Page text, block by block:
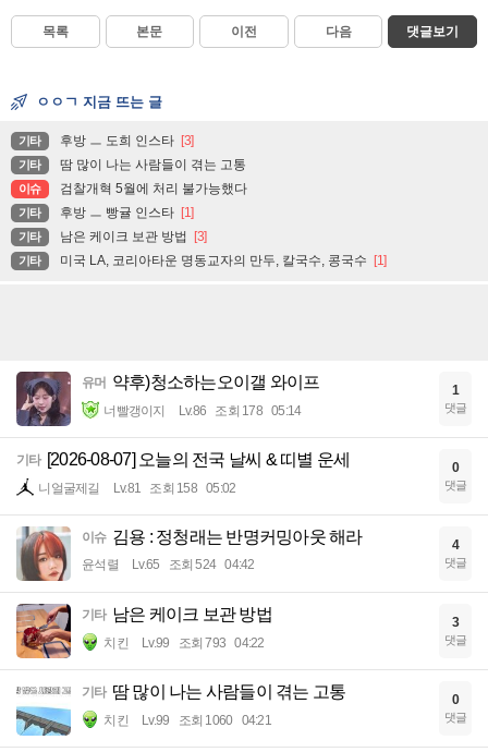
목록 본문 이전 다음 댓글보기
ㅇㅇㄱ 지금 뜨는 글
기타 후방 ㅡ 도희 인스타 [3]
기타 땀 많이 나는 사람들이 겪는 고통
이슈 검찰개혁 5월에 처리 불가능했다
기타 후방 ㅡ 빵귤 인스타 [1]
기타 남은 케이크 보관 방법 [3]
기타 미국 LA, 코리아타운 명동교자의 만두, 칼국수, 콩국수 [1]
유머 약후)청소하는오이갤 와이프
너빨갱이지 Lv.86 조회 178 05:14
1
댓글
기타 [2026-08-07] 오늘의 전국 날씨 & 띠별 운세
니얼굴제길 Lv.81 조회 158 05:02
0
댓글
이슈 김용 : 정청래는 반명커밍아웃 해라
윤석렬 Lv.65 조회 524 04:42
4
댓글
기타 남은 케이크 보관 방법
치킨 Lv.99 조회 793 04:22
3
댓글
기타 땀 많이 나는 사람들이 겪는 고통
치킨 Lv.99 조회 1060 04:21
0
댓글